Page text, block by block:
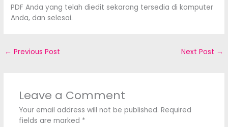
PDF Anda yang telah diedit sekarang tersedia di komputer
Anda, dan selesai.
← Previous Post Next Post →
Leave a Comment
Your email address will not be published. Required
fields are marked *